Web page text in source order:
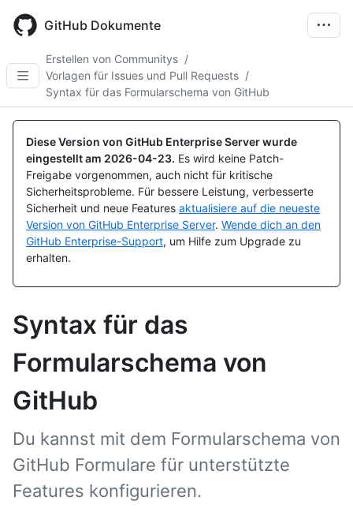
main
GitHub Dokumente
Erstellen von Communitys /
Vorlagen für Issues und Pull Requests /
Syntax für das Formularschema von GitHub
Diese Version von GitHub Enterprise Server wurde
eingestellt am 2026-04-23. Es wird keine Patch-
Freigabe vorgenommen, auch nicht für kritische
Sicherheitsprobleme. Für bessere Leistung, verbesserte
Sicherheit und neue Features aktualisiere auf die neueste
Version von GitHub Enterprise Server. Wende dich an den
GitHub Enterprise-Support, um Hilfe zum Upgrade zu
erhalten.
Syntax für das
Formularschema von
GitHub
Du kannst mit dem Formularschema von
GitHub Formulare für unterstützte
Features konfigurieren.